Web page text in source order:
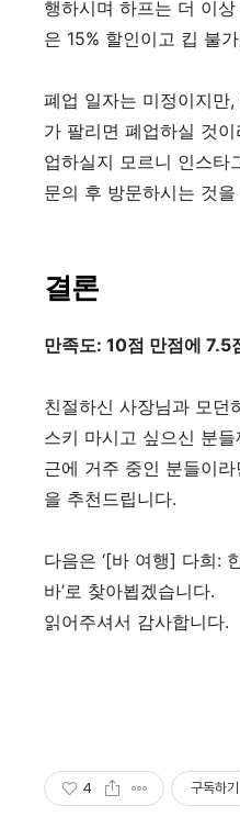
행하시며 하프는 더 이
은 15% 할인이고 킵 불
폐업 일자는 미정이지만,
가 팔리면 폐업하실 것
업하실지 모르니 인스타
문의 후 방문하시는 것
결론
만족도: 10점 만점에 7.5
친절하신 사장님과 모던
스키 마시고 싶으신 분
근에 거주 중인 분들이
을 추천드립니다.
다음은 ‘[바 여행] 다희:
바’로 찾아뵙겠습니다.
읽어주셔서 감사합니다.
4 구독하기